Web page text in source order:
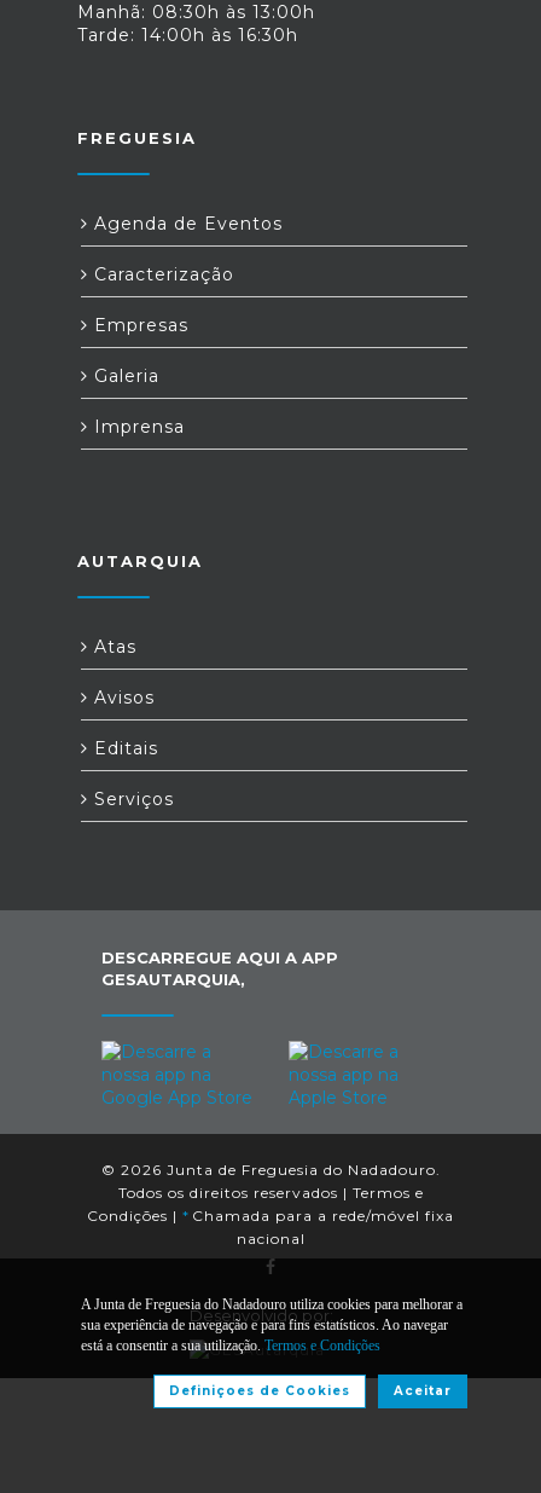
Manhã: 08:30h às 13:00h
Tarde: 14:00h às 16:30h
FREGUESIA
Agenda de Eventos
Caracterização
Empresas
Galeria
Imprensa
AUTARQUIA
Atas
Avisos
Editais
Serviços
DESCARREGUE AQUI A APP
GESAUTARQUIA,
© 2026 Junta de Freguesia do Nadadouro.
Todos os direitos reservados | Termos e
Condições | * Chamada para a rede/móvel fixa
nacional
Desenvolvido por:
A Junta de Freguesia do Nadadouro utiliza cookies para melhorar a
sua experiência de navegação e para fins estatísticos. Ao navegar
está a consentir a sua utilização. Termos e Condições
Aceitar
Definiçoes de Cookies